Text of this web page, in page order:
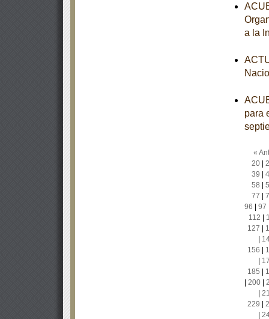
a la
para
«
20|
39
58
77
96
97
112
127
156
185
200|
229